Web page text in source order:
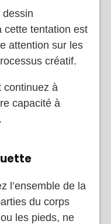
dessin
cette tentation est
attention sur les
créatif.
continuez à
capacité à
l’ensemble de la
du corps
les pieds, ne